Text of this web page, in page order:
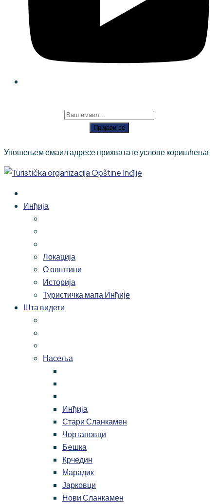
Пријави се
Уношењем емаил адресе прихватате услове коришћења.
Инђија
Локација
О општини
Историја
Туристичка мапа Инђије
Шта видети
Насеља
Инђија
Стари Сланкамен
Чортановци
Бeшка
Крчедин
Марадик
Јарковци
Нови Сланкамен